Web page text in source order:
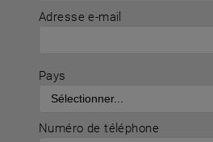
Adresse e-mail
Pays
Numéro de téléphone